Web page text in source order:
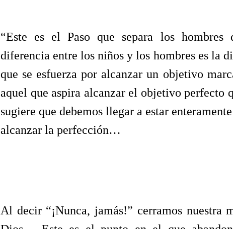
“Este es el Paso que separa los
diferencia entre los niños y los hombres es la
que se esfuerza por alcanzar un objetivo
aquel que aspira alcanzar el objetivo perfecto
sugiere que debemos llegar a estar
alcanzar la perfección…
Al decir “¡Nunca, jamás!” cerramos nuestra